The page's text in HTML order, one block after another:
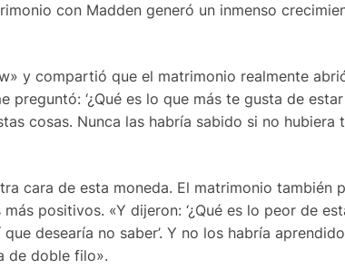
con Madden generó un inmenso
y compartió que el matrimonio realmente
‘¿Qué es lo que más te gusta de estar
cosas. Nunca las habría sabido si no hubiera
cara de esta moneda. El matrimonio también
positivos. «Y dijeron: ‘¿Qué es lo peor de
desearía no saber’. Y no los habría
de doble filo».